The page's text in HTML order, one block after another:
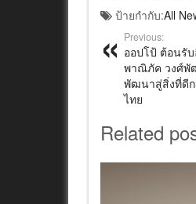
ป้ายกำกับ:All
Previous:
ออปโป้ ต้อนรั
พาณิภัค วงศ์พั
พัฒนาสู่สิ่งที่ดีก
ไทย
Related